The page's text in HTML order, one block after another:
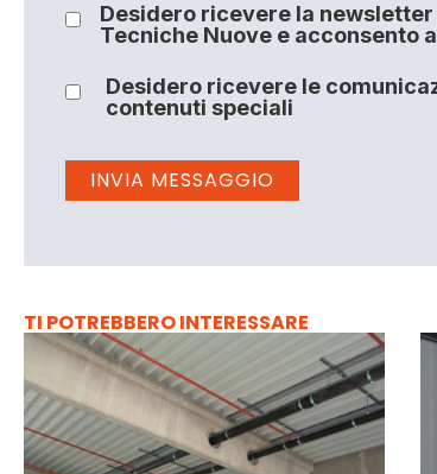
Desidero ricevere la
Tecniche Nuove e acconsento
Desidero ricevere le
contenuti speciali
TI POTREBBERO INTERESSARE